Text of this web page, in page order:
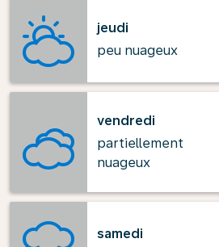
jeudi
peu nuageux
vendredi
partiellement
nuageux
samedi